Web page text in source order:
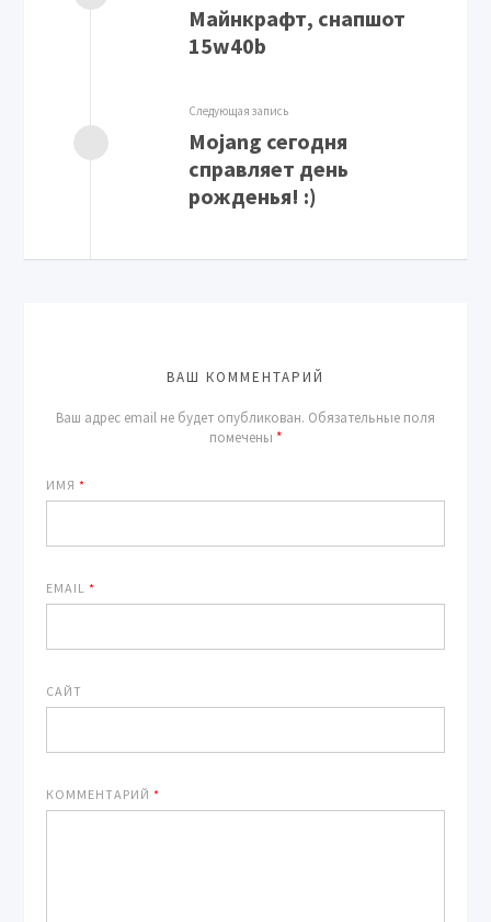
Майнкрафт, снапшот
15w40b
Следующая запись
Mojang сегодня
справляет день
рожденья! :)
ВАШ КОММЕНТАРИЙ
Ваш адрес email не будет опубликован. Обязательные поля
помечены *
ИМЯ*
EMAIL*
САЙТ
КОММЕНТАРИЙ*